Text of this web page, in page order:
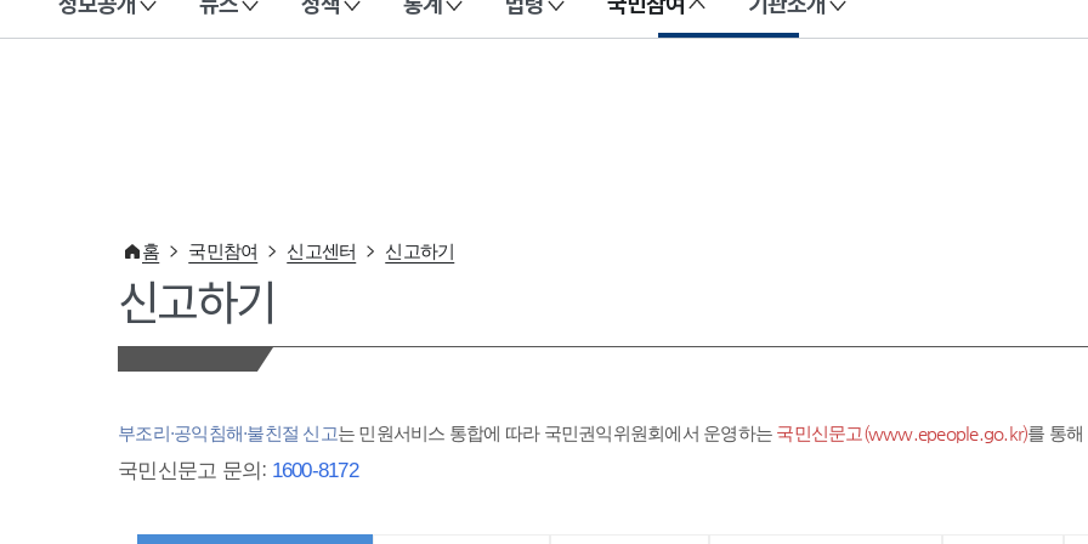
이 누리집은 대한민국 공식 전자정부 누리집입니다.
홈 국민참여 신고센터 신고하기
신고하기
부조리·공익침해·불친절 신고는 민원서비스 통합에 따라 국민권익위원회에서 운영하는 국민신문고(www.epeople.go.kr)를 통해
국민신문고 문의: 1600-8172